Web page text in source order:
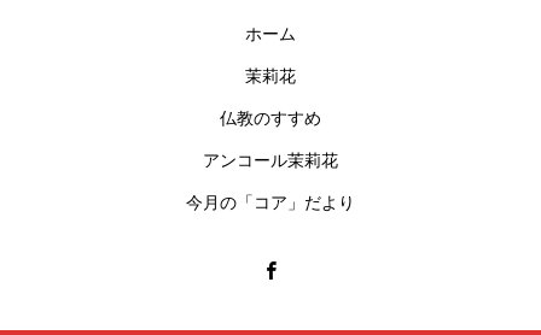
ホーム
茉莉花
仏教のすすめ
アンコール茉莉花
今月の「コア」だより